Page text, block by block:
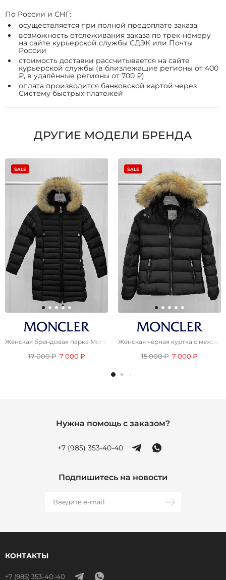
По России и СНГ:
осуществляется при полной предоплате заказа
возможность отслеживания заказа по трек-номеру
на сайте курьерской службы СДЭК или Почты
России
стоимость доставки рассчитывается на сайте
курьерской службы (в близлежащие регионы от 400
₽, в удалённые регионы от 700 ₽)
оплата производится банковской картой через
Систему быстрых платежей
ДРУГИЕ МОДЕЛИ БРЕНДА
SALE
Женская брендовая парка Moncler чёрного цвета
17 000 ₽ 7 000 ₽
SALE
Женская чёрная куртка с
15 000 ₽ 7 000 ₽
Нужна помощь с заказом?
+7 (985) 353-40-40
Подпишитесь на новости
КОНТАКТЫ
+7 (985) 353-40-40